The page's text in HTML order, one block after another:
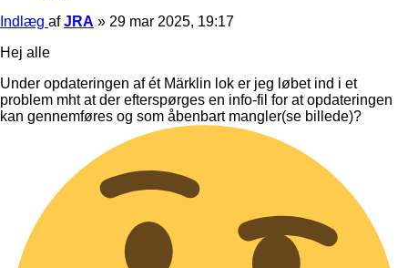
Indlæg afJRA » 29 mar 2025, 19:17
Hej alle
Under opdateringen af ét Märklin lok er jeg løbet ind i et
problem mht at der efterspørges en info-fil for at opdateringen
kan gennemføres og som åbenbart mangler(se billede)?